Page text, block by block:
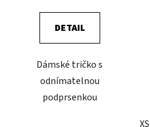
DETAIL
Dámské tričko s
odnímatelnou
podprsenkou
XS